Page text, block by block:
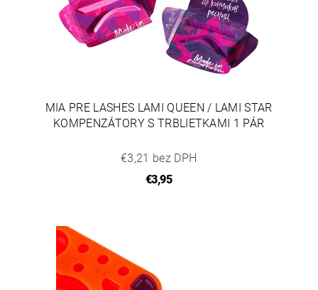
MIA PRE LASHES LAMI QUEEN / LAMI STAR
KOMPENZÁTORY S TRBLIETKAMI 1 PÁR
€3,21 bez DPH
€3,95